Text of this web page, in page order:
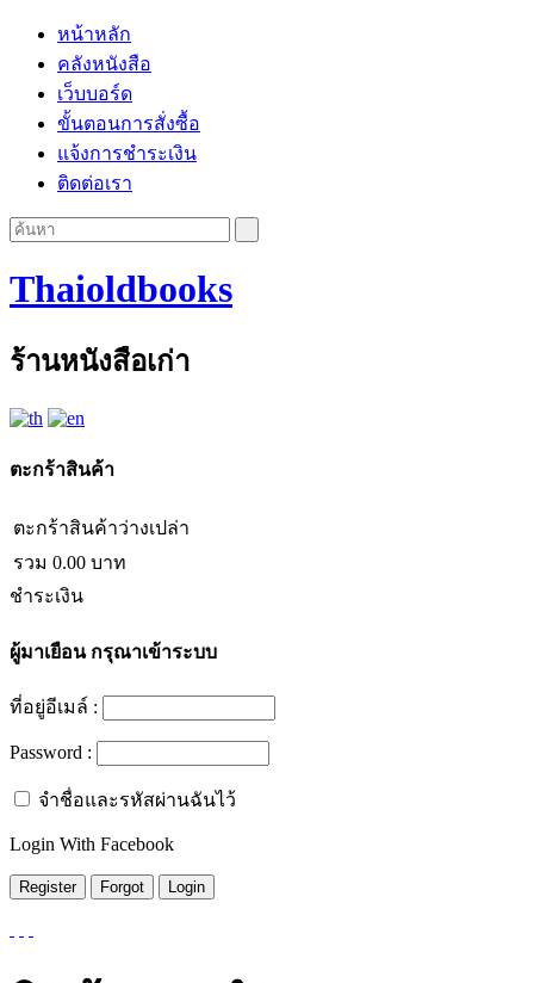
หน้าหลัก
คลังหนังสือ
เว็บบอร์ด
ขั้นตอนการสั่งซื้อ
แจ้งการชำระเงิน
ติดต่อเรา
Thaioldbooks
ร้านหนังสือเก่า
ตะกร้าสินค้า
ตะกร้าสินค้าว่างเปล่า
รวม 0.00 บาท
ชำระเงิน
ผู้มาเยือนกรุณาเข้าระบบ
ที่อยู่อีเมล์ :
Password :
จำชื่อและรหัสผ่านฉันไว้
Login With Facebook